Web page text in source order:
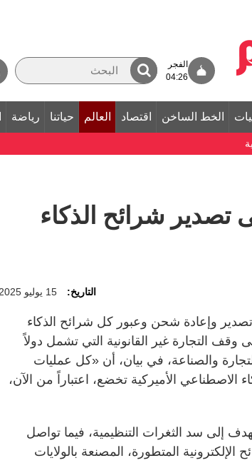
الفجر
04:26
الخط الساخن اقتصاد العالم حياتنا رياضة
تصدير شرائح الذكاء
التاريخ: 15 يوليو 2025
وإعادة شحن وعبور كل شرائح الذكاء
التجارة غير القانونية التي تشمل دولاً
والصناعة، في بيان، أن «كل عمليات
الاصطناعي الأميركية تخضع، اعتباراً من الآن،
إلى سد الثغرات التنظيمية، فيما تواصل
الإلكترونية المتطورة، المصنعة بالولايات